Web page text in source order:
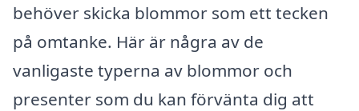
behöver skicka blommor som ett tecken
på omtanke. Här är några av de
vanligaste typerna av blommor och
presenter som du kan förvänta dig att